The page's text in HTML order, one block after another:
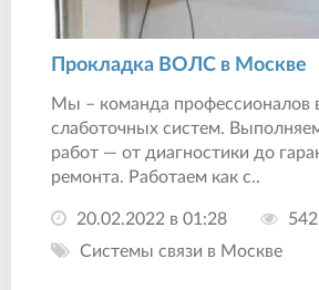
Прокладка ВОЛС в Москве
Мы – команда профессионалов
слаботочных систем.
работ — от диагностики до
ремонта. Работаем как с..
20.02.2022 в 01:28
542
Системы связи в Москве